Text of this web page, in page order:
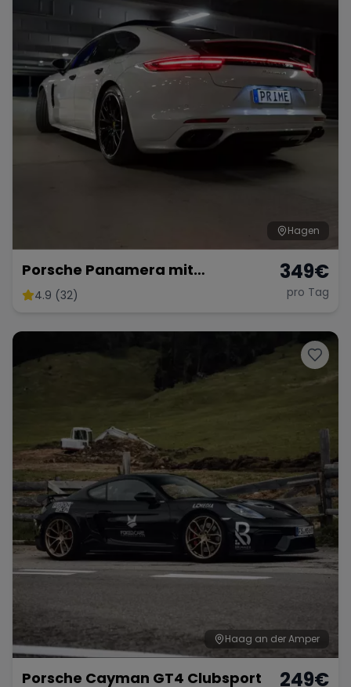
Hagen
Porsche Panamera mit
Sportabgasanlage
4.9 (32)
349€
pro Tag
Haag an der Amper
Porsche Cayman GT4 Clubsport 249€